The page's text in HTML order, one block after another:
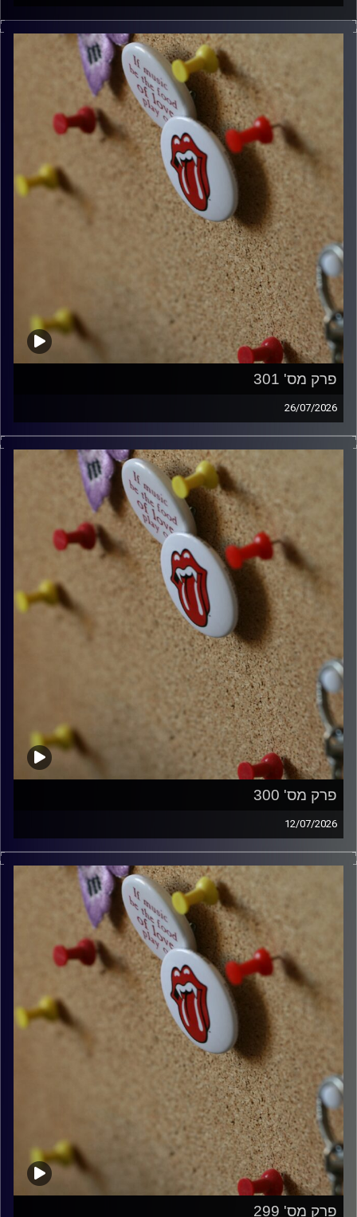
פרק מס' 301
26/07/2026
ספיישל רולינג סטונס עם אורן הוף.
włodi
פרק מס' 300
12/07/2026
קלאסיקות רוק עם אורן הוף.
włodi
פרק מס' 299